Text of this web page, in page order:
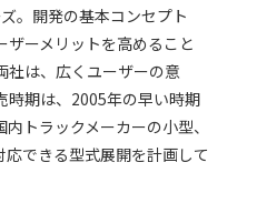
。開発の基本コンセプト
ザーメリットを高めること
社は、広くユーザーの意
時期は、2005年の早い時期
トラックメーカーの小型、
できる型式展開を計画して